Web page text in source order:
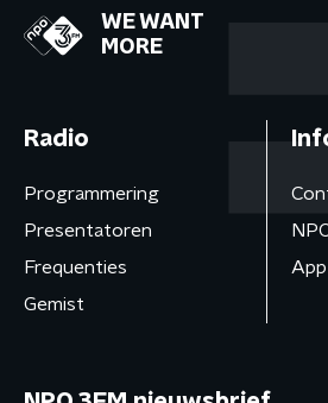
WE WANT
MORE
Radio
Programmering
Presentatoren
Frequenties
Gemist